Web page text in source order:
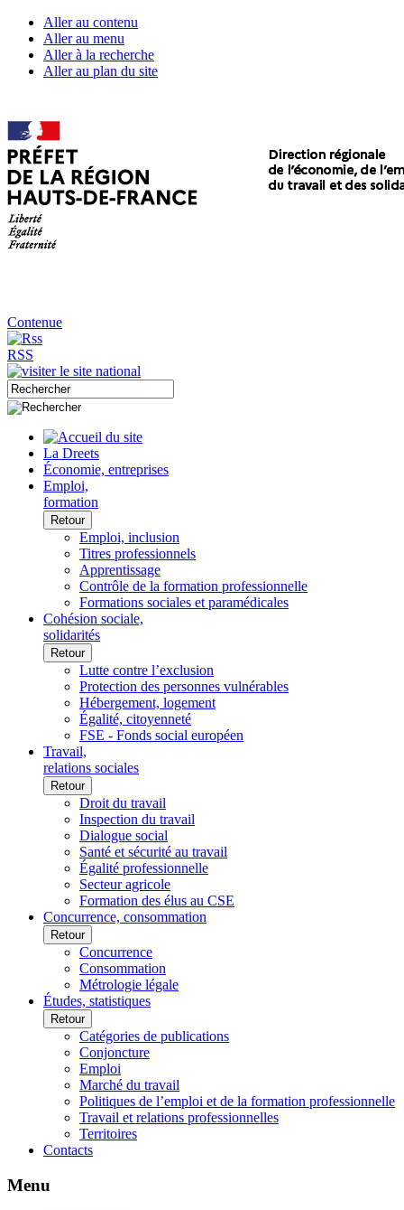
Aller au contenu
Aller au menu
Aller à la recherche
Aller au plan du site
Contenue
RSS
La Dreets
Économie, entreprises
Emploi,
formation
Retour
Emploi, inclusion
Titres professionnels
Apprentissage
Contrôle de la formation professionnelle
Formations sociales et paramédicales
Cohésion sociale,
solidarités
Retour
Lutte contre l’exclusion
Protection des personnes vulnérables
Hébergement, logement
Égalité, citoyenneté
FSE - Fonds social européen
Travail,
relations sociales
Retour
Droit du travail
Inspection du travail
Dialogue social
Santé et sécurité au travail
Égalité professionnelle
Secteur agricole
Formation des élus au CSE
Concurrence, consommation
Retour
Concurrence
Consommation
Métrologie légale
Études, statistiques
Retour
Catégories de publications
Conjoncture
Emploi
Marché du travail
Politiques de l’emploi et de la formation professionnelle
Travail et relations professionnelles
Territoires
Contacts
Menu